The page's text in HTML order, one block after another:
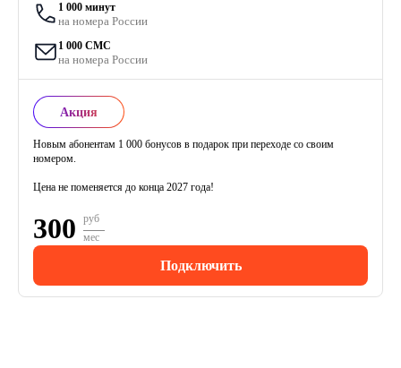
1 000 минут
на номера России
1 000 СМС
на номера России
Акция
Новым абонентам 1 000 бонусов в подарок при переходе со своим
номером.
Цена не поменяется до конца 2027 года!
300
руб
мес
Подключить